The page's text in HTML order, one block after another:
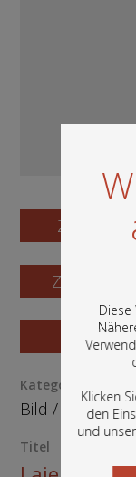
Diese
Klicken
den
und
In
Zum
Zum
Zur
Kategorie /
Bild/
Titel